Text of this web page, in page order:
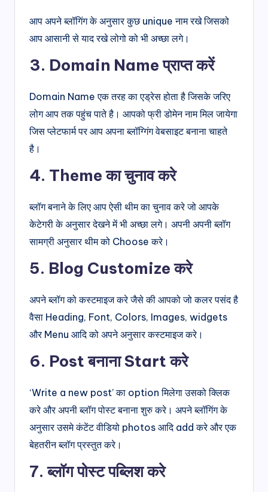
आप अपने ब्लॉगिंग के अनुसार कुछ unique नाम रखे जिसको
आप आसानी से याद रखे लोगो को भी अच्छा लगे।
3. Domain Name प्राप्त करें
Domain Name एक तरह का एड्रेस होता है जिसके जरिए
लोग आप तक पहुंच पाते है। आपको फ्री डोमेन नाम मिल जायेगा
जिस प्लेटफार्म पर आप अपना ब्लॉग्गिंग वेबसाइट बनाना चाहते
है।
4. Theme का चुनाव करे
ब्लॉग बनाने के लिए आप ऐसी थीम का चुनाव करे जो आपके
केटेगरी के अनुसार देखने में भी अच्छा लगे। अपनी अपनी ब्लॉग
सामग्री अनुसार थीम को Choose करे।
5. Blog Customize करे
अपने ब्लॉग को कस्टमाइज करे जैसे की आपको जो कलर पसंद है
वैसा Heading, Font, Colors, Images, widgets
और Menu आदि को अपने अनुसार कस्टमाइज करे।
6. Post बनाना Start करे
‘Write a new post’ का option मिलेगा उसको क्लिक
करे और अपनी ब्लॉग पोस्ट बनाना शुरु करे। अपने ब्लॉगिंग के
अनुसार उसमे कंटेंट वीडियो photos आदि add करे और एक
बेहतरीन ब्लॉग प्रस्तुत करे।
7. ब्लॉग पोस्ट पब्लिश करे